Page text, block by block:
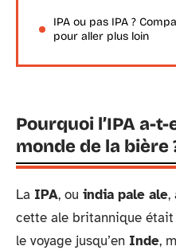
IPA ou pas IPA ?
pour aller plus loin
Pourquoi l’IPA a-
monde de la bière
La IPA, ou india pale ale,
cette ale britannique
le voyage jusqu’en Inde,